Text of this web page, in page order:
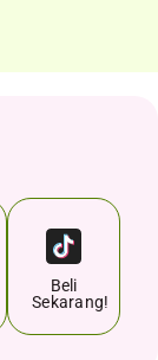
Beli
Sekarang!